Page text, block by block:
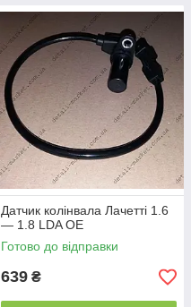
Датчик колінвала Лачетті 1.6
— 1.8 LDA OE
Готово до відправки
639 ₴